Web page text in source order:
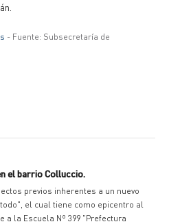
- Fuente: Subsecretaría de
el barrio Colluccio.
previos inherentes a un nuevo
el cual tiene como epicentro al
la Escuela Nº 399 "Prefectura